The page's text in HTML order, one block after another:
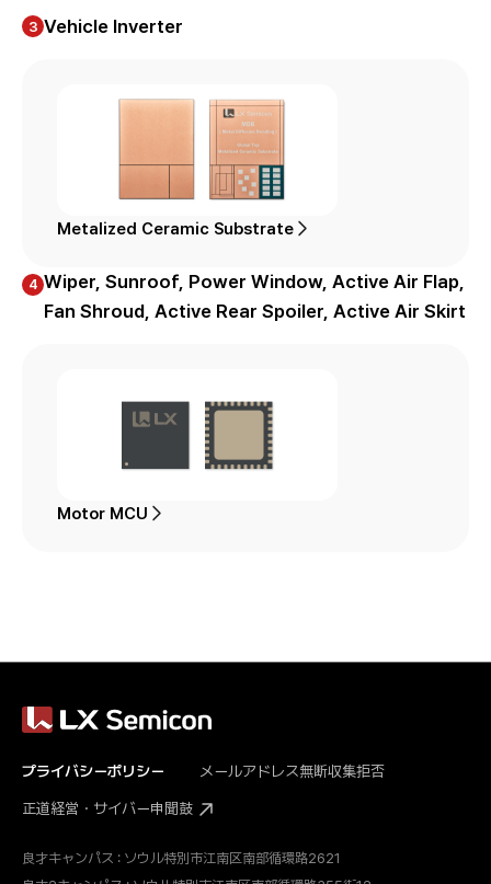
3 Vehicle Inverter
Metalized Ceramic Substrate
4 Wiper, Sunroof, Power Window, Active Air Flap,
Fan Shroud, Active Rear Spoiler, Active Air Skirt
Motor MCU
プライバシーポリシー メールアドレス無断収集拒否
正道経営・サイバー申聞鼓
良才キャンパス : ソウル特別市江南区南部循環路2621